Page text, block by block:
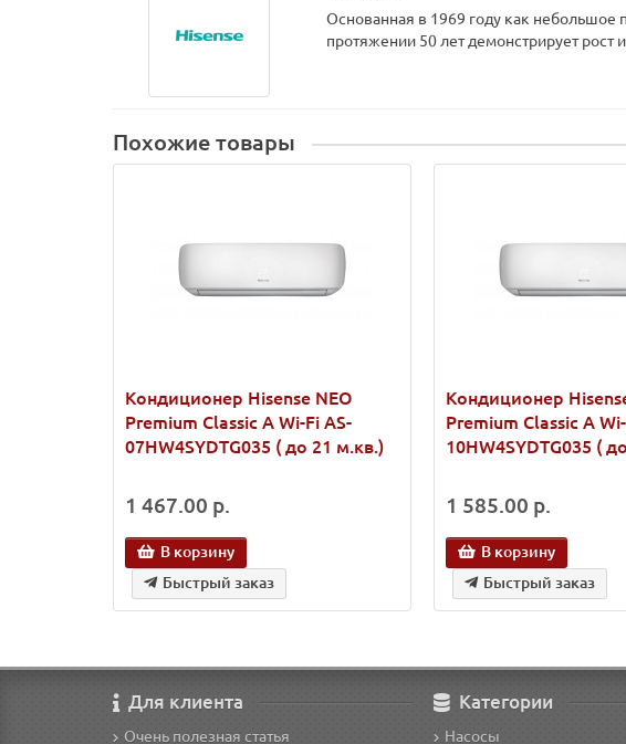
Основанная в 1969 году как небольшое
протяжении 50 лет демонстрирует рост
Похожие товары
Кондиционер Hisense NEO
Premium Classic A Wi-Fi AS-
07HW4SYDTG035 ( до 21 м.кв.)
1 467.00 р.
В корзину
Быстрый заказ
Кондиционер
Premium Classic A
10HW4SYDTG035 (
1 585.00 р.
В корзину
Быстрый заказ
Для клиента
Очень полезная статья
Категории
Насосы